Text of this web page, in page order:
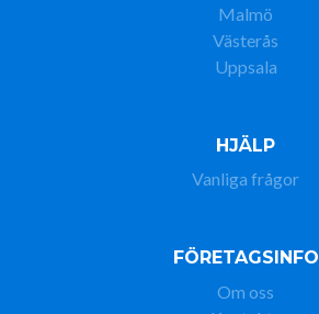
Malmö
Västerås
Uppsala
HJÄLP
Vanliga frågor
FÖRETAGSINFO
Om oss